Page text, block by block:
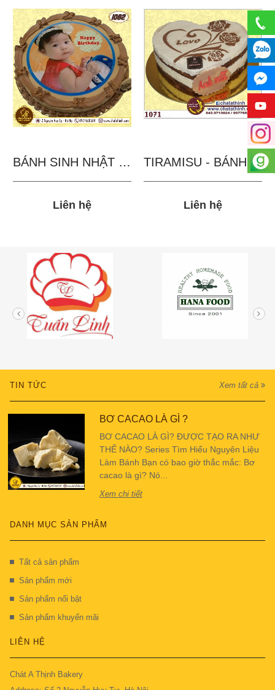
BÁNH SINH NHẬT IN...
Liên hệ
TIRAMISU - BÁNH TẶNG...
Liên hệ
TIN TỨC Xem tất cả
BƠ CACAO LÀ GÌ ?
BƠ CACAO LÀ GÌ? ĐƯỢC TẠO RA NHƯ
THẾ NÀO? Series Tìm Hiểu Nguyên Liệu
Làm Bánh Bạn có bao giờ thắc mắc: Bơ
cacao là gì? Nó...
Xem chi tiết
DANH MỤC SẢN PHẨM
Tất cả sản phẩm
Sản phẩm mới
Sản phẩm nổi bật
Sản phẩm khuyến mãi
LIÊN HỆ
Chát A Thịnh Bakery